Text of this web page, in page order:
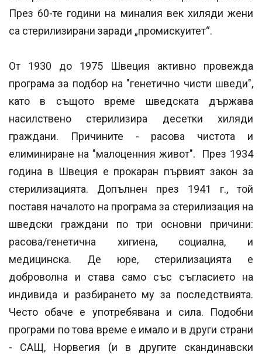
През 60-те години на миналия век хиляди жени
са стерилизирани заради „промискуитет“.
От 1930 до 1975 Швеция активно провежда
програма за подбор на "генетично чисти шведи",
като в същото време шведската държава
насилствено стерилизира десетки хиляди
граждани. Причините - расова чистота и
елиминиране на "малоценния живот". През 1934
година в Швеция е прокаран първият закон за
стерилизацията. Допълнен през 1941 г., той
поставя началото на програма за стерилизация на
шведски граждани по три основни причини:
расова/генетична хигиена, социална, и
медицинска. Де юре, стерилизацията е
доброволна и става само със съгласието на
индивида и разбирането му за последствията.
Често обаче е употребявана и сила. Подобни
програми по това време е имало и в други страни
- САЩ, Норвегия (и в другите скандинавски